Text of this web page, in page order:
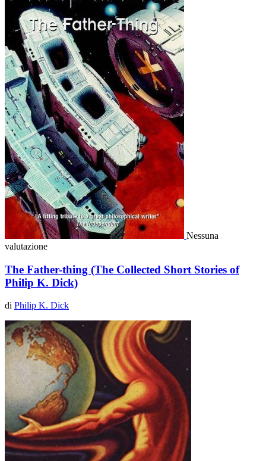
Nessuna
valutazione
The Father-thing (The Collected Short Stories of
Philip K. Dick)
di Philip K. Dick